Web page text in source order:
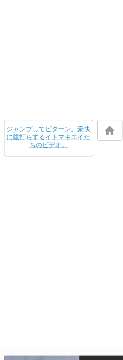
ジャンプしてビターン。豪快
に腹打ちするイトマキエイた
ちのビデオ。